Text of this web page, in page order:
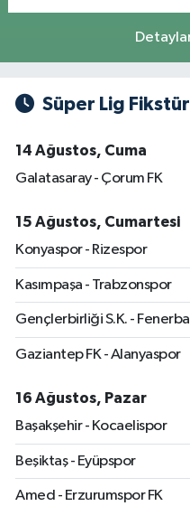
Süper Lig Fikstür
14 Ağustos, Cuma
Galatasaray - Çorum FK
15 Ağustos, Cumartesi
Konyaspor - Rizespor
Kasımpaşa - Trabzonspor
Gençlerbirliği S.K. -
Gaziantep FK - Alanyaspor
16 Ağustos, Pazar
Başakşehir - Kocaelispor
Beşiktaş - Eyüpspor
Amed - Erzurumspor FK